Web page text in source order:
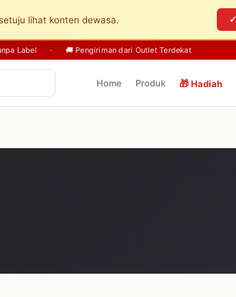
lihat konten dewasa.
Label · 🚚 Pengiriman dari Outlet Terdekat
Home Produk 🎁Hadiah